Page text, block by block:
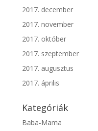
2017. december
2017. november
2017. október
2017. szeptember
2017. augusztus
2017. április
Kategóriák
Baba-Mama